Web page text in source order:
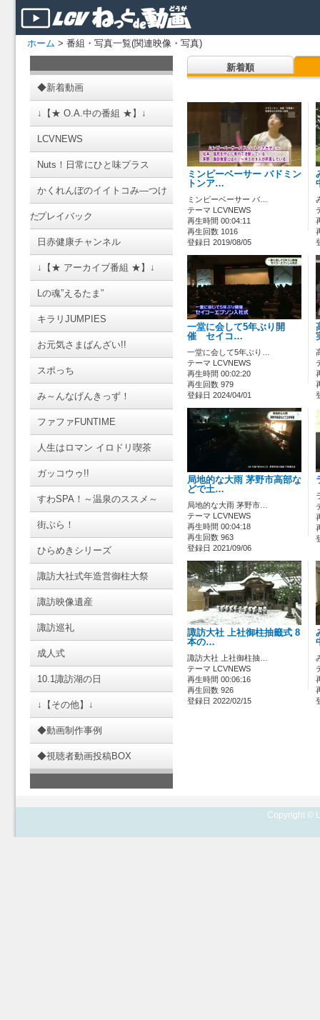
ホーム > 番組・写真一覧(関連映像・写真)
◆新着動画
↓【★ O.A.中の番組 ★】↓
LCVNEWS
Nuts！日常にひと味プラス
かくれんぼのイイトコみ―つけ
たプレイバック
日赤健康チャンネル
↓【★ アーカイブ番組 ★】↓
Lの魂”えるたま”
キラリJUMPIES
お元気さまばんざい!!
スポっち
み～んなげんきっず！
ファファFUNTIME
人生はロマン イロドリ喫茶
ガッコウゥ!!
すわSPA！～温泉のススメ～
街ぶら！
ひらめきシリーズ
諏訪大社式年造営御柱大祭
諏訪映像遺産
諏訪巡礼
成人式
10.1諏訪湖の日
↓【その他】↓
◆動画制作事例
◆視聴者動画投稿BOX
新着順
ミンピーベーサー バドミン
トンア…
ミンピーベーサー バ…
テーマ LCVNEWS
再生時間 00:04:11
再生回数 1016
登録日 2019/08/05
一堂に会して5年ぶり開
催 セイコ…
一堂に会して5年ぶり…
テーマ LCVNEWS
再生時間 00:02:20
再生回数 979
登録日 2024/04/01
局地的な大雨 茅野市高部な
どで土…
局地的な大雨 茅野市…
テーマ LCVNEWS
再生時間 00:04:18
再生回数 963
登録日 2021/09/06
諏訪大社 上社御柱抽籤式 8
本の…
諏訪大社 上社御柱抽…
テーマ LCVNEWS
再生時間 00:06:16
再生回数 926
登録日 2022/02/15
Copyright ©